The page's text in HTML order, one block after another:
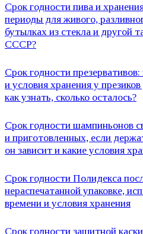
Срок годности пива и
периоды для живого,
бутылках из стекла и другой
СССР?
Срок годности
и условия хранения у
как узнать, сколько осталось?
Срок годности шампиньонов
и приготовленных, если
он зависит и какие условия
Срок годности Полидекса
нераспечатанной упаковке,
времени и условия хранения
Срок годности защитной